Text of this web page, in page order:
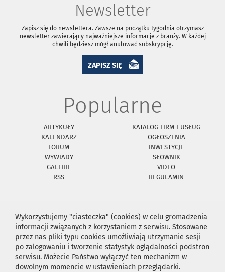
Newsletter
Zapisz się do newslettera. Zawsze na początku tygodnia otrzymasz
newsletter zawierający najważniejsze informacje z branży. W każdej
chwili będziesz mógł anulować subskrypcję.
ZAPISZ SIĘ
Popularne
ARTYKUŁY
KATALOG FIRM I USŁUG
KALENDARZ
OGŁOSZENIA
FORUM
INWESTYCJE
WYWIADY
SŁOWNIK
GALERIE
VIDEO
RSS
REGULAMIN
Wykorzystujemy "ciasteczka" (cookies) w celu gromadzenia
informacji związanych z korzystaniem z serwisu. Stosowane
przez nas pliki typu cookies umożliwiają utrzymanie sesji
po zalogowaniu i tworzenie statystyk oglądalności podstron
serwisu. Możecie Państwo wyłączyć ten mechanizm w
dowolnym momencie w ustawieniach przeglądarki.